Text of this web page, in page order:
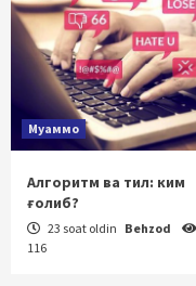
Муаммо
Алгоритм ва тил: ким
ғолиб?
23 soat oldin Behzod
116